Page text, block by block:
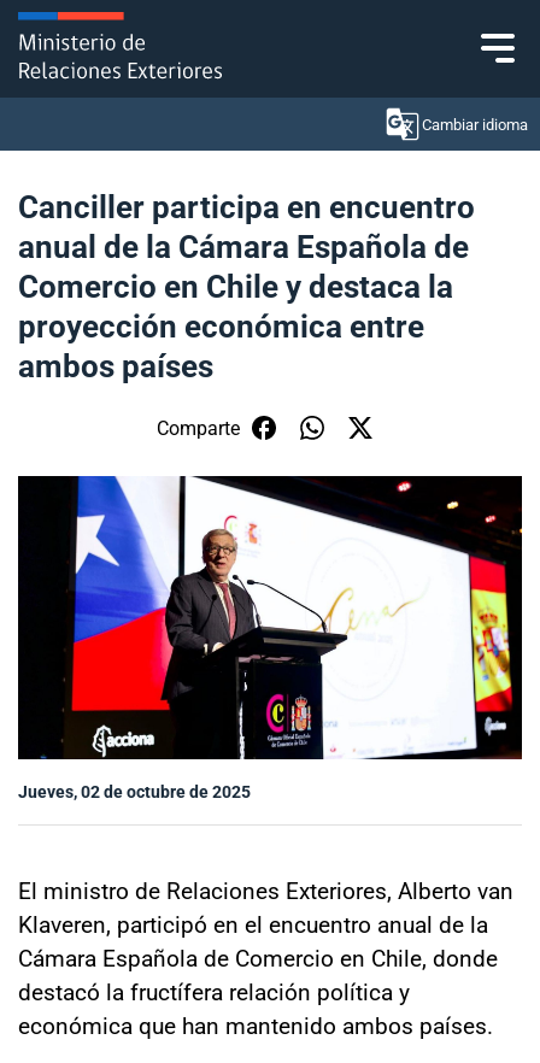
Click acá para ir directamente al contenido
Cambiar idioma
Ministerio
Política Exterior
Embajadas y consulados
Servicios ciudadanos
Subsecretaría de Relaciones Económicas
Internacionales
Sala de prensa
modo claro
Canciller participa en encuentro
anual de la Cámara Española de
Comercio en Chile y destaca la
proyección económica entre
ambos países
Comparte
Jueves, 02 de octubre de 2025
El ministro de Relaciones Exteriores, Alberto van
Klaveren, participó en el encuentro anual de la
Cámara Española de Comercio en Chile, donde
destacó la fructífera relación política y
económica que han mantenido ambos países.